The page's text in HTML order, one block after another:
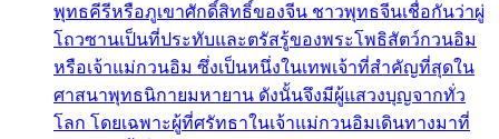
พุทธคีรีหรือภูเขาศักดิ์สิทธิ์ของจีน ชาวพุทธจีนเชื่อกันว่าผู่
โถวซานเป็นที่ประทับและตรัสรู้ของพระโพธิสัตว์กวนอิม
หรือเจ้าแม่กวนอิม ซึ่งเป็นหนึ่งในเทพเจ้าที่สำคัญที่สุดใน
ศาสนาพุทธนิกายมหายาน ดังนั้นจึงมีผู้แสวงบุญจากทั่ว
โลก โดยเฉพาะผู้ที่ศรัทธาในเจ้าแม่กวนอิมเดินทางมาที่